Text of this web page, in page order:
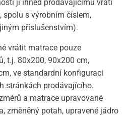
ji ihned prodávajícímu vrátí
spolu s výrobním číslem,
příslušenstvím).
vrátit matrace pouze
t.j. 80x200, 90x200 cm,
ve standardní konfiguraci
stránkách prodávajícího.
a matrace upravované
změněný potah, upravené jádro